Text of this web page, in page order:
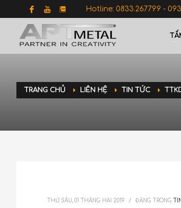
Hotline: 0833.267799 -
TRANG CHỦ LIÊN HỆ TIN TỨC
THỨ SÁU, 01 THÁNG HAI 2019 / ĐĂNG TRONG